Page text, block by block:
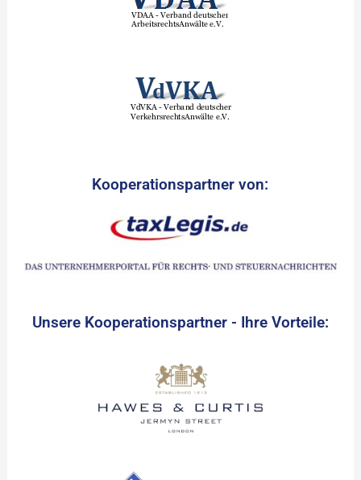
Kooperationspartner von:
Unsere Kooperationspartner - Ihre Vorteile: